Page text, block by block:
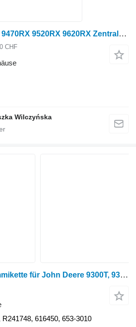
John Deere 9420RX 9470RX 9520RX 9620RX Zentralgehäuse RE583543 Getriebegehäuse für John Deere 9420RX, 9470RX, 9520RX, 9620RX Raupentraktor
CHF
Wilczyńska
Tagex 30F9702 Gummikette für John Deere 9300T, 9320T, 9400T, 9420T, 9520T, 9620T Raupentraktor
R241748, 616450, 653-3010